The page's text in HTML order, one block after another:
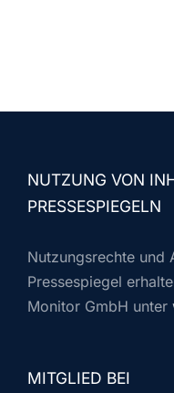
NUTZUNG VON
PRESSESPIEGELN
Nutzungsrechte und
Pressespiegel
Monitor GmbH unter
MITGLIED BEI